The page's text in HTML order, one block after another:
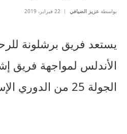
بواسطة عزيز الضيافي 22 فبراير، 2019
يستعد فريق برشلونة
الأندلس لمواجهة فريق
الجولة 25 من الدوري الإسباني